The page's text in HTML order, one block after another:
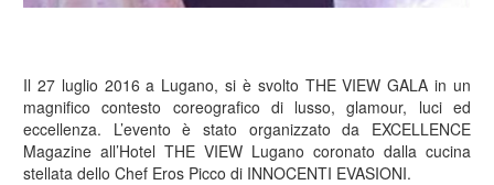
Il 27 luglio 2016 a Lugano, si è svolto THE VIEW GALA in un
magnifico contesto coreografico di lusso, glamour, luci ed
eccellenza. L’evento è stato organizzato da EXCELLENCE
Magazine all’Hotel THE VIEW Lugano coronato dalla cucina
stellata dello Chef Eros Picco di INNOCENTI EVASIONI.